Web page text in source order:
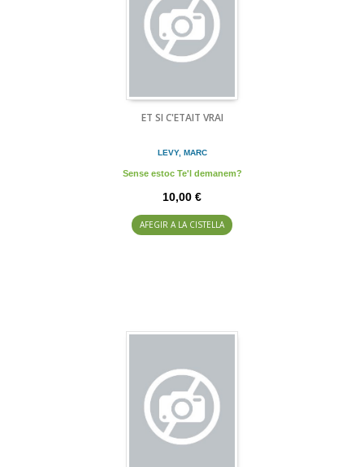
ET SI C'ETAIT VRAI
LEVY, MARC
Sense estoc Te'l demanem?
10,00 €
AFEGIR A LA CISTELLA